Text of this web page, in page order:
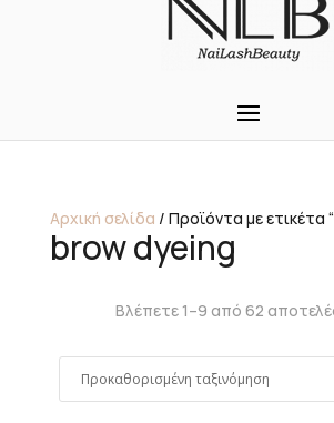
Αρχική σελίδα / Προϊόντα με ετικέτα
brow dyeing
Βλέπετε 1–9 από 62